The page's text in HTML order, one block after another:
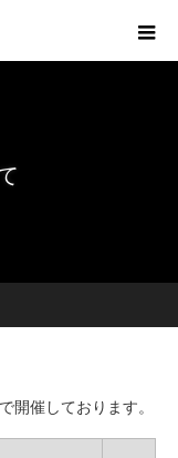
で開催しております。